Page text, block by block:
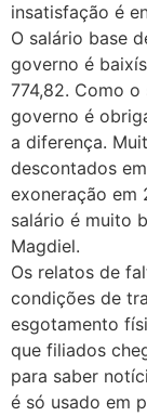
insatisfação é
O salário base
governo é
774,82. Como
governo é
a diferença.
descontados
exoneração em
salário é muito
Magdiel.
Os relatos de
condições de
esgotamento
que filiados
para saber
é só usado em